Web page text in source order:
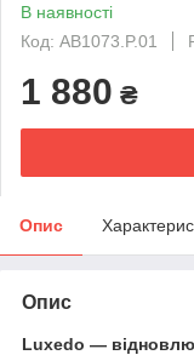
В наявності
Код: AB1073.P.01
1 880 ₴
Опис
Опис
Luxedo —